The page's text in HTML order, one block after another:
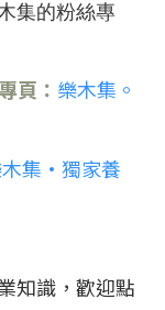
集的粉絲專
頁： 樂木集。
集•獨家養
知識，歡迎點